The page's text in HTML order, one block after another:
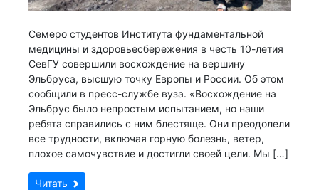
Семеро студентов Института фундаментальной
медицины и здоровьесбережения в честь 10-летия
СевГУ совершили восхождение на вершину
Эльбруса, высшую точку Европы и России. Об этом
сообщили в пресс-службе вуза. «Восхождение на
Эльбрус было непростым испытанием, но наши
ребята справились с ним блестяще. Они преодолели
все трудности, включая горную болезнь, ветер,
плохое самочувствие и достигли своей цели. Мы […]
Читать